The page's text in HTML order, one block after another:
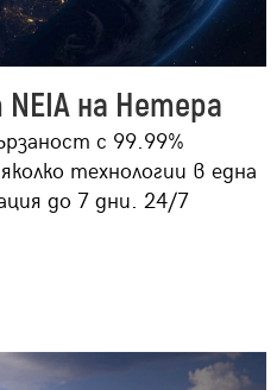
на Нетера
с 99.99%
технологии в една
до 7 дни. 24/7